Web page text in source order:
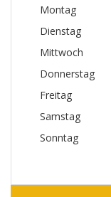
Montag
Dienstag
Mittwoch
Donnerstag
Freitag
Samstag
Sonntag